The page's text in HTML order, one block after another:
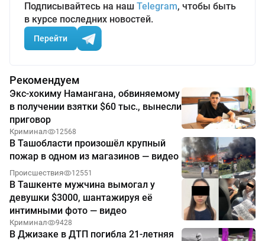
Подписывайтесь на наш Telegram, чтобы быть
в курсе последних новостей.
Перейти
Рекомендуем
Экс-хокиму Намангана, обвиняемому
в получении взятки $60 тыс., вынесли
приговор
Криминал 12568
В Ташобласти произошёл крупный
пожар в одном из магазинов — видео
Происшествия 12551
В Ташкенте мужчина вымогал у
девушки $3000, шантажируя её
интимными фото — видео
Криминал 9428
В Джизаке в ДТП погибла 21-летняя